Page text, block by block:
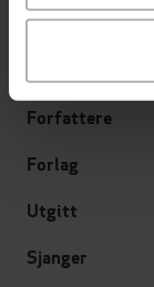
Forfattere
Forlag
Utgitt
Sjanger